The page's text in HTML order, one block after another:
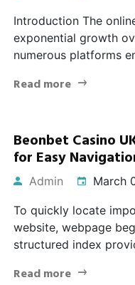
Introduction The
exponential growth
numerous platforms
Read more
Beonbet Casino
for Easy
Admin March
To quickly locate
website, webpage
structured index
Read more